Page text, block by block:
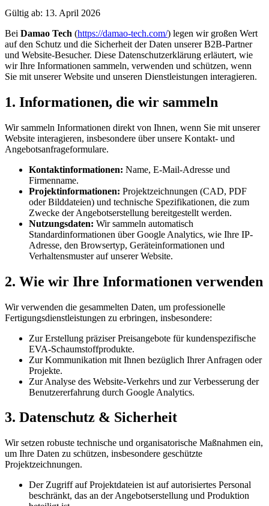
Gültig ab: 13. April 2026
Bei Damao Tech (https://damao-tech.com/) legen wir großen Wert
auf den Schutz und die Sicherheit der Daten unserer B2B-Partner
und Website-Besucher. Diese Datenschutzerklärung erläutert, wie
wir Ihre Informationen sammeln, verwenden und schützen, wenn
Sie mit unserer Website und unseren Dienstleistungen interagieren.
1. Informationen, die wir sammeln
Wir sammeln Informationen direkt von Ihnen, wenn Sie mit unserer
Website interagieren, insbesondere über unsere Kontakt- und
Angebotsanfrageformulare.
Kontaktinformationen: Name, E-Mail-Adresse und
Firmenname.
Projektinformationen: Projektzeichnungen (CAD, PDF
oder Bilddateien) und technische Spezifikationen, die zum
Zwecke der Angebotserstellung bereitgestellt werden.
Nutzungsdaten: Wir sammeln automatisch
Standardinformationen über Google Analytics, wie Ihre IP-
Adresse, den Browsertyp, Geräteinformationen und
Verhaltensmuster auf unserer Website.
2. Wie wir Ihre Informationen verwenden
Wir verwenden die gesammelten Daten, um professionelle
Fertigungsdienstleistungen zu erbringen, insbesondere:
Zur Erstellung präziser Preisangebote für kundenspezifische
EVA-Schaumstoffprodukte.
Zur Kommunikation mit Ihnen bezüglich Ihrer Anfragen oder
Projekte.
Zur Analyse des Website-Verkehrs und zur Verbesserung der
Benutzererfahrung durch Google Analytics.
3. Datenschutz & Sicherheit
Wir setzen robuste technische und organisatorische Maßnahmen ein,
um Ihre Daten zu schützen, insbesondere geschützte
Projektzeichnungen.
Der Zugriff auf Projektdateien ist auf autorisiertes Personal
beschränkt, das an der Angebotserstellung und Produktion